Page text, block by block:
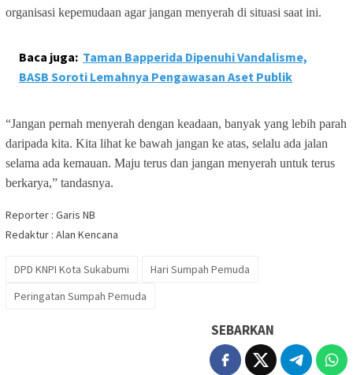
organisasi kepemudaan agar jangan menyerah di situasi saat ini.
Baca juga: Taman Bapperida Dipenuhi Vandalisme,
BASB Soroti Lemahnya Pengawasan Aset Publik
“Jangan pernah menyerah dengan keadaan, banyak yang lebih parah
daripada kita. Kita lihat ke bawah jangan ke atas, selalu ada jalan
selama ada kemauan. Maju terus dan jangan menyerah untuk terus
berkarya,” tandasnya.
Reporter : Garis NB
Redaktur : Alan Kencana
DPD KNPI Kota Sukabumi
Hari Sumpah Pemuda
Peringatan Sumpah Pemuda
SEBARKAN